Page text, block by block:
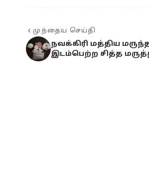
முந்தைய செய்தி
நவக்கிரி மத்திய
இடம்பெற்ற சித்த